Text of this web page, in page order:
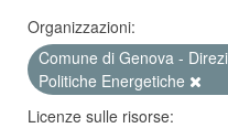
Organizzazioni:
Comune di Genova -
Politiche Energetiche
Licenze sulle risorse: